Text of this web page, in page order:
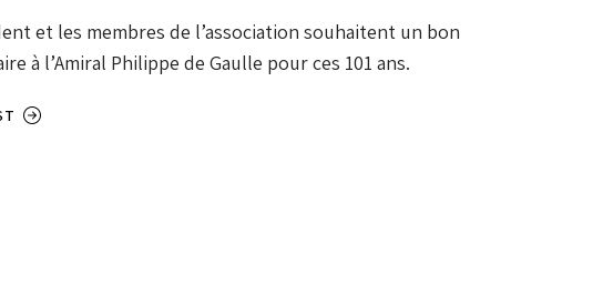
et les membres de l’association souhaitent un bon
à l’Amiral Philippe de Gaulle pour ces 101 ans.